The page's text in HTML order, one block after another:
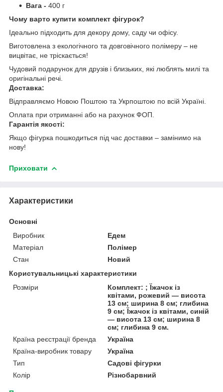
Вага - 400 г
Чому варто купити комплект фігурок?
Ідеально підходить для декору дому, саду чи офісу.
Виготовлена з екологічного та довговічного полімеру – не
вицвітає, не тріскається!
Чудовий подарунок для друзів і близьких, які люблять милі та
оригінальні речі.
Доставка:
Відправляємо Новою Поштою та Укрпоштою по всій Україні.
Оплата при отриманні або на рахунок ФОП.
Гарантія якості:
Якщо фігурка пошкодиться під час доставки – замінимо на
нову!
Приховати
Характеристики
Основні
Виробник
Едем
Матеріал
Полімер
Стан
Новий
Користувальницькі характеристики
Розміри
Комплект: ; Їжачок із
квітами, рожевий — висота
13 см; ширина 8 см; глибина
9 см; Їжачок із квітами, синій
— висота 13 см; ширина 8
см; глибина 9 см.
Країна реєстрації бренда
Україна
Країна-виробник товару
Україна
Тип
Садові фігурки
Колір
Різнобарвний